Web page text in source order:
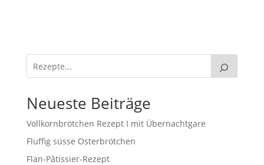
Neueste Beiträge
Vollkornbrötchen Rezept I mit Übernachtgare
Fluffig süsse Osterbrötchen
Flan-Pâtissier-Rezept